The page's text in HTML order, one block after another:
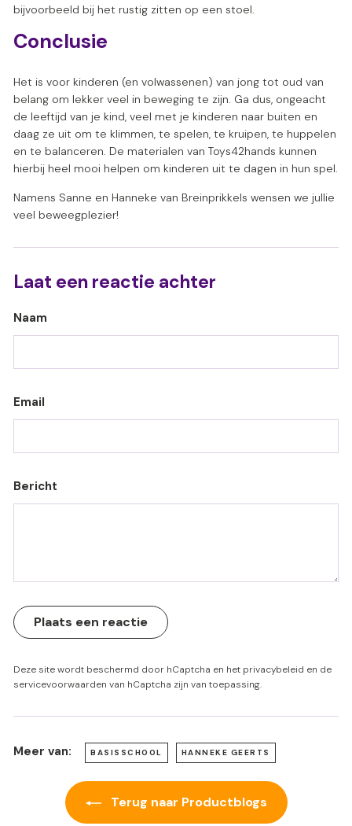
bijvoorbeeld bij het rustig zitten op een stoel.
Conclusie
Het is voor kinderen (en volwassenen) van jong tot oud van
belang om lekker veel in beweging te zijn. Ga dus, ongeacht
de leeftijd van je kind, veel met je kinderen naar buiten en
daag ze uit om te klimmen, te spelen, te kruipen, te huppelen
en te balanceren. De materialen van Toys42hands kunnen
hierbij heel mooi helpen om kinderen uit te dagen in hun spel.
Namens Sanne en Hanneke van Breinprikkels wensen we jullie
veel beweegplezier!
Laat een reactie achter
Naam
Email
Bericht
Plaats een reactie
Deze site wordt beschermd door hCaptcha en het privacybeleid en de
servicevoorwaarden van hCaptcha zijn van toepassing.
Meer van: BASISSCHOOL HANNEKE GEERTS
Terug naar Productblogs